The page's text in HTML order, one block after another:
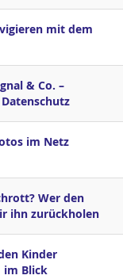
mit dem
& Co. –
im Netz
Wer den
ihn zurückholen
Kinder
im Blick